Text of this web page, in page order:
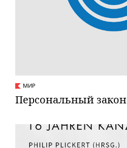
МИР
Персональный закон